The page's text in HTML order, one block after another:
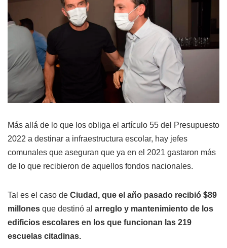
Más allá de lo que los obliga el artículo 55 del Presupuesto
2022 a destinar a infraestructura escolar, hay jefes
comunales que aseguran que ya en el 2021 gastaron más
de lo que recibieron de aquellos fondos nacionales.
Tal es el caso de Ciudad, que el año pasado recibió $89
millones que destinó al arreglo y mantenimiento de los
edificios escolares en los que funcionan las 219
escuelas citadinas.